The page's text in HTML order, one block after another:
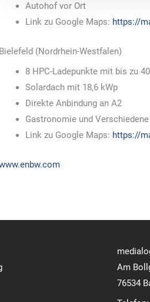
Autohof vor Ort
Link zu Google Maps: https://
Bielefeld (Nordrhein-Westfalen)
8 HPC-Ladepunkte mit bis zu
Solardach mit 18,6 kWp
Direkte Anbindung an A2
Gastronomie und
Link zu Google Maps: https://
Am
76534